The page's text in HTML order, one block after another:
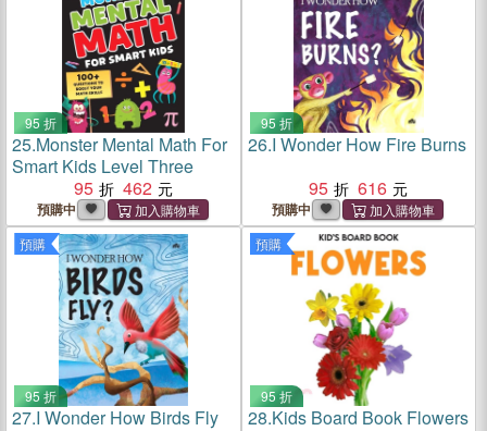
95 折
25.Monster Mental Math For
Smart Kids Level Three
95
462
預購中
95 折
26.I Wonder How Fire Burns
95
616
預購中
預購
95 折
27.I Wonder How Birds Fly
預購
95 折
28.Kids Board Book Flowers